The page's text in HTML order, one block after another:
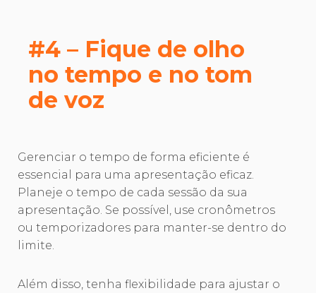
#4 – Fique de olho
no tempo e no tom
de voz
Gerenciar o tempo de forma eficiente é
essencial para uma apresentação eficaz.
Planeje o tempo de cada sessão da sua
apresentação. Se possível, use cronômetros
ou temporizadores para manter-se dentro do
limite.
Além disso, tenha flexibilidade para ajustar o